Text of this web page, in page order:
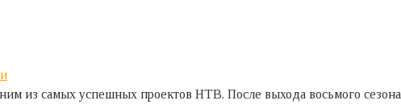
из самых успешных проектов НТВ. После выхода восьмого сезона